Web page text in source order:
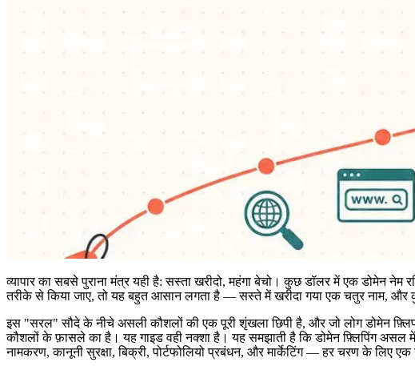
व्यापार का सबसे पुराना मंत्र यही है: सस्ता खरीदो, महंगा बेचो। कुछ डॉलर में एक डोमेन
तरीके से किया जाए, तो यह बहुत आसान लगता है — सस्ते में खरीदा गया एक चतुर नाम,
इस "सरल" सौदे के नीचे असली कौशलों की एक पूरी शृंखला छिपी है, और जो लोग डोमेन
कौशलों के फ़ासले का है। यह गाइड वही नक्शा है। यह समझाती है कि डोमेन फ़्लिपिंग असल
नामकरण, कानूनी सुरक्षा, बिक्री, पोर्टफोलियो प्रबंधन, और मार्केटिंग — हर चरण के लिए एक